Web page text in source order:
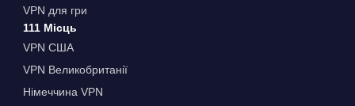
VPN для гри
111 Місць
VPN США
VPN Великобританії
Німеччина VPN